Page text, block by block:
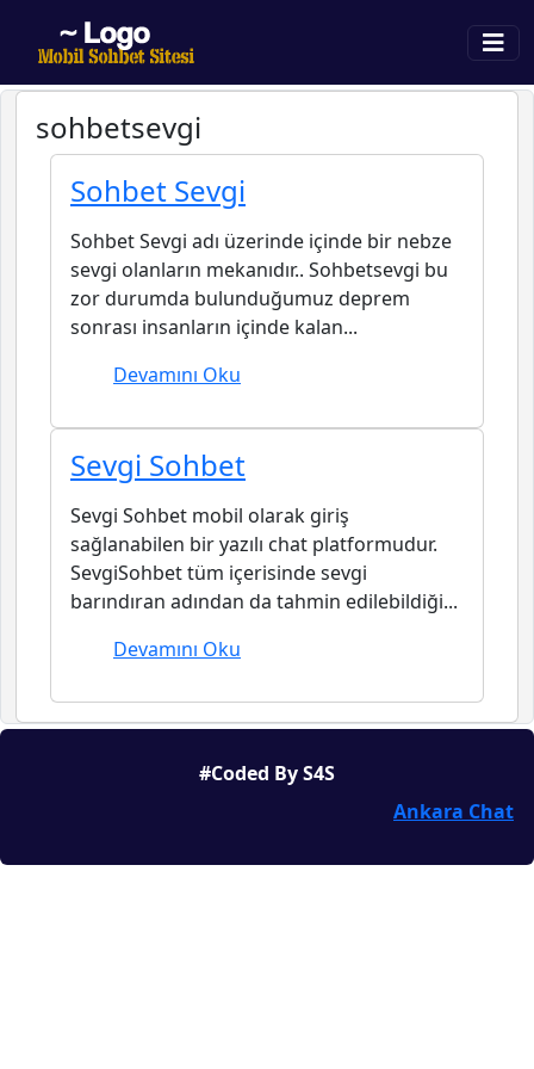
sohbetsevgi
Sohbet Sevgi
Sohbet Sevgi adı üzerinde içinde bir nebze
sevgi olanların mekanıdır.. Sohbetsevgi bu
zor durumda bulunduğumuz deprem
sonrası insanların içinde kalan...
Devamını Oku
Sevgi Sohbet
Sevgi Sohbet mobil olarak giriş
sağlanabilen bir yazılı chat platformudur.
SevgiSohbet tüm içerisinde sevgi
barındıran adından da tahmin edilebildiği...
Devamını Oku
#Coded By S4S
Ankara Chat